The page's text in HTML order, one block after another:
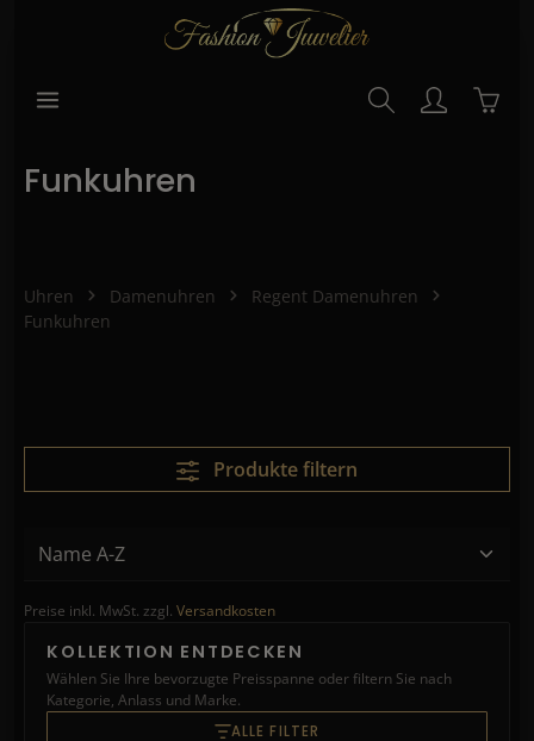
Funkuhren
Uhren Damenuhren
Regent Damenuhren
Funkuhren
Produkte filtern
Preise inkl. MwSt. zzgl. Versandkosten
KOLLEKTION ENTDECKEN
Wählen Sie Ihre bevorzugte Preisspanne oder filtern Sie nach
Kategorie, Anlass und Marke.
ALLE FILTER